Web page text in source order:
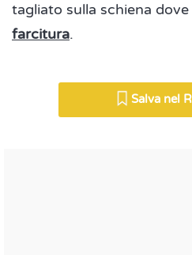
tagliato sulla schiena
farcitura.
Salva nel